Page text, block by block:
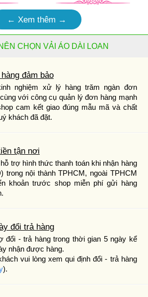
← Xem thêm →
CHỌN VẢI ÁO DÀI LOAN
đảm bảo
nghiệm xử lý hàng trăm ngàn đơn
với công cụ quản lý đơn hàng mạnh
cam kết giao đúng mẫu mã và chất
khách đã đặt.
tận nơi
trợ hình thức thanh toán khi nhận hàng
trong nội thành TPHCM, ngoài TPHCM
khoản trước shop miễn phí gửi hàng
đổi trả hàng
đổi - trả hàng trong thời gian 5 ngày kể
nhận được hàng.
vui lòng xem qui định đổi - trả hàng
).